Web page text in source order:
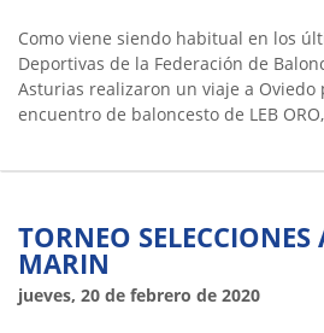
Como viene siendo habitual en los
Deportivas de la Federación de
Asturias realizaron un viaje a Oviedo
encuentro de baloncesto de LEB
TORNEO SELECCIONES
MARIN
jueves, 20 de febrero de 2020